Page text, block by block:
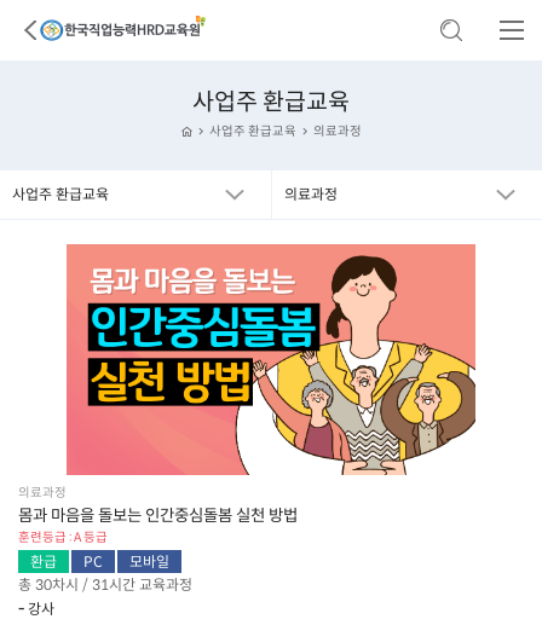
사업주 환급교육
사업주 환급교육 의료과정
사업주 환급교육 의료과정
의료과정
몸과 마음을 돌보는 인간중심돌봄 실천 방법
훈련등급 : A 등급
환급 PC
모바일
총 30차시 / 31시간 교육과정
- 강사